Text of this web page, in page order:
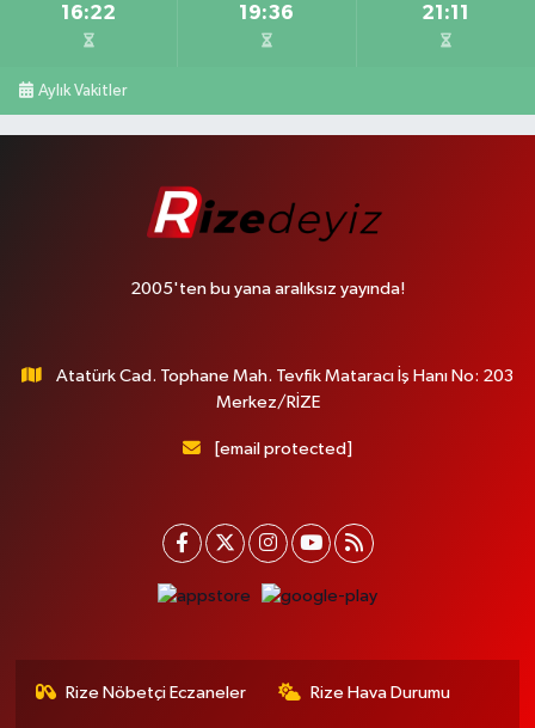
16:22 19:36 21:11
Aylık Vakitler
2005'ten bu yana aralıksız yayında!
Atatürk Cad. Tophane Mah. Tevfik Mataracı İş Hanı No: 203
Merkez/RİZE
[email protected]
Rize Nöbetçi Eczaneler Rize Hava Durumu